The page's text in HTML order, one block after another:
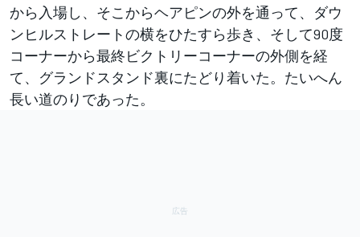
から入場し、そこからヘアピンの外を通って、ダウ
ンヒルストレートの横をひたすら歩き、そして90度
コーナーから最終ビクトリーコーナーの外側を経
て、グランドスタンド裏にたどり着いた。たいへん
長い道のりであった。